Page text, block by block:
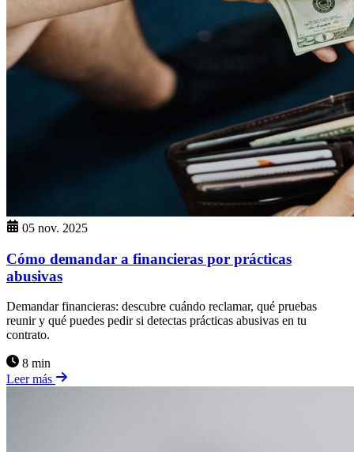
05 nov. 2025
Cómo demandar a financieras por prácticas
abusivas
Demandar financieras: descubre cuándo reclamar, qué pruebas
reunir y qué puedes pedir si detectas prácticas abusivas en tu
contrato.
8 min
Leer más